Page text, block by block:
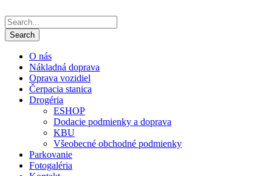
O nás
Nákladná doprava
Oprava vozidiel
Čerpacia stanica
Drogéria
ESHOP
Dodacie podmienky a doprava
KBU
Všeobecné obchodné podmienky
Parkovanie
Fotogaléria